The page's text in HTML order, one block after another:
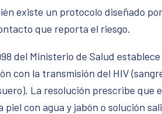
existe un protocolo diseñado
que reporta el riesgo.
del Ministerio de Salud
con la transmisión del HIV
La resolución prescribe
con agua y jabón o solución